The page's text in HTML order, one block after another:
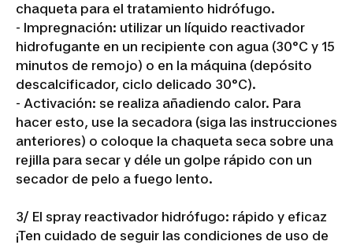
chaqueta para el tratamiento hidrófugo.
- Impregnación: utilizar un líquido reactivador
hidrofugante en un recipiente con agua (30°C y 15
minutos de remojo) o en la máquina (depósito
descalcificador, ciclo delicado 30°C).
- Activación: se realiza añadiendo calor. Para
hacer esto, use la secadora (siga las instrucciones
anteriores) o coloque la chaqueta seca sobre una
rejilla para secar y déle un golpe rápido con un
secador de pelo a fuego lento.
3/ El spray reactivador hidrófugo: rápido y eficaz
¡Ten cuidado de seguir las condiciones de uso de